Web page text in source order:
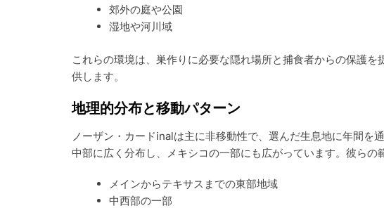
郊外の庭や公園
湿地や河川域
これらの環境は、巣作りに必要な隠れ場所と捕食者からの保護
供します。
地理的分布と移動パターン
ノーザン・カードinalは主に非移動性で、選んだ生息地に年間を
中部に広く分布し、メキシコの一部にも広がっています。彼らの
メインからテキサスまでの東部地域
中西部の一部